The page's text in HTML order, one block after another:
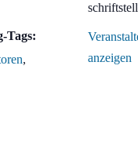
Tags:
,
anzeigen